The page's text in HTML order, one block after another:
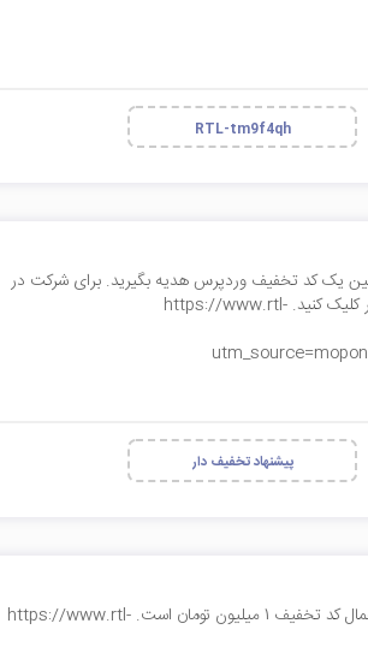
RTL-tm9f4qh
راست چین یک کد تخفیف وردپرس هدیه بگیرید. برای شرکت در
بازی راستچین و دریافت کد تخفیف وردپرس بر روی لینک زیر کلیک کنید. https://www.rtl-
پیشنهاد تخفیف دار
کد تخفیف 500 هزار تومانی راست چین حداقل خرید جهت اعمال کد تخفیف 1 میلیون تومان است. https://www.rtl-